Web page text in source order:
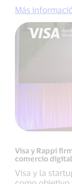
Más
Visa y Rappi
comercio
Visa y la